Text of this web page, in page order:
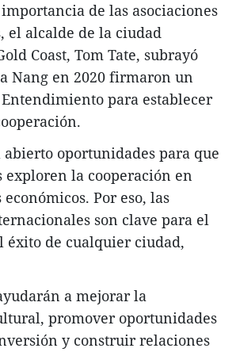
de las asociaciones
el alcalde de la ciudad
Coast, Tom Tate, subrayó
Nang en 2020 firmaron un
para establecer
abierto oportunidades para que
exploren la cooperación en
Por eso, las
son clave para el
éxito de cualquier ciudad,
a mejorar la
promover oportunidades
y construir relaciones